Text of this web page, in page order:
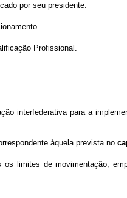
por seu presidente.
Profissional.
interfederativa para a
àquela prevista no
limites de movimentação,